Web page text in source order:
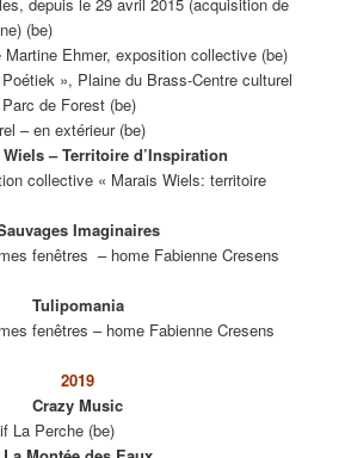
(be)
Ehmer, exposition collective (be)
», Plaine du Brass-Centre culturel
de Forest (be)
– en extérieur (be)
– Territoire d’Inspiration
collective « Marais Wiels: territoire
Imaginaires
fenêtres – home Fabienne Cresens
Tulipomania
fenêtres – home Fabienne Cresens
2019
Crazy Music
La Perche (be)